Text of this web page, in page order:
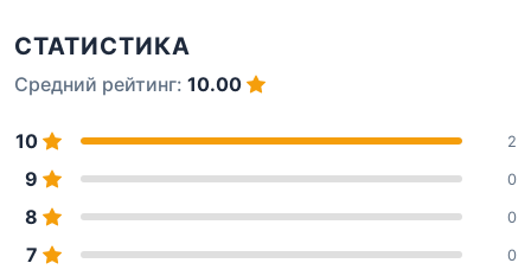
СТАТИСТИКА
Средний рейтинг: 10.00
10 2
9 0
8 0
7 0